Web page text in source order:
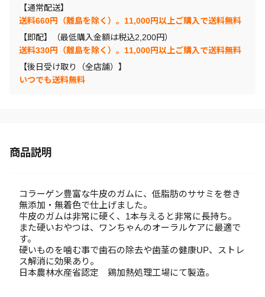
【通常配送】
送料660円（離島を除く）。11,000円以上ご購入で送料無料
【即配】（最低購入金額は税込2,200円）
送料330円（離島を除く）。11,000円以上ご購入で送料無料
【後日受け取り（全店舗）】
いつでも送料無料
商品説明
コラーゲン豊富な牛皮のガムに、低脂肪のササミを巻き
無添加・無着色で仕上げました。
牛皮のガムは非常に硬く、1本与えると非常に長持ち。
また硬いおやつは、ワンちゃんのオーラルケアに最適で
す。
硬いものを噛む事で歯石の除去や歯茎の健康UP、ストレ
ス解消に効果あり。
日本農林水産省認定 鶏加熱処理工場にて製造。